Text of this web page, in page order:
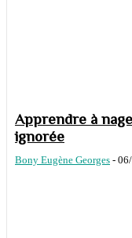
Apprendre à
ignorée
Bony Eugène Georges -